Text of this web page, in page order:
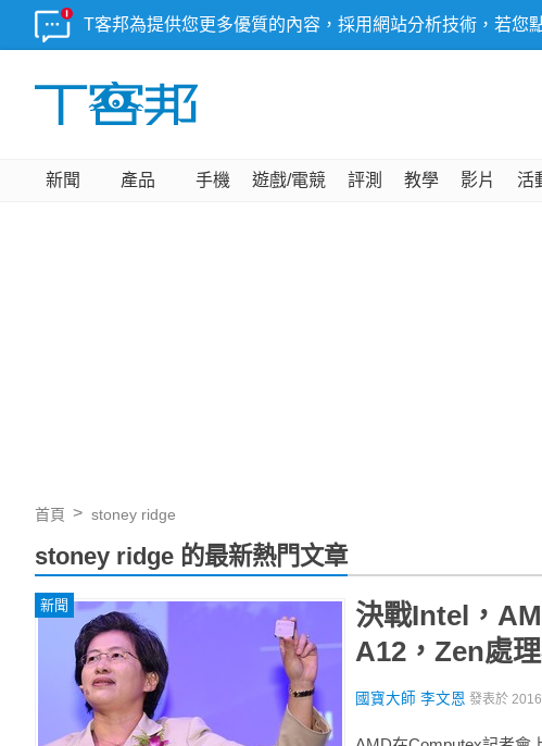
T客邦為提供您更多優質的內容，採用網站分析技術，若您
新聞 產品 手機 遊戲/電競 評測 教學 影片 活
首頁 stoney ridge
stoney ridge 的最新熱門文章
新聞
決戰Intel，
A12，Zen處
國寶大師 李文恩 發表於